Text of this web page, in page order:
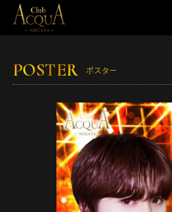
POSTER ポスター